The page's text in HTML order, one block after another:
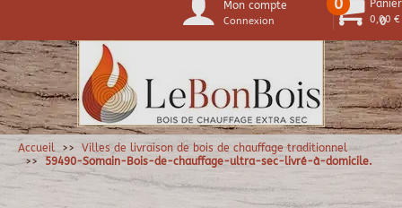
0
Mon compte
Connexion
0 Panier
0,00 €
Accueil
Villes de livraison de bois de chauffage traditionnel
59490-Somain-Bois-de-chauffage-ultra-sec-livré-à-domicile.